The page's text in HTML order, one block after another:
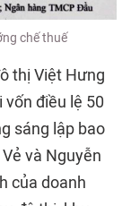
chế thuế
thị Việt Hưng
điều lệ 50
sáng lập bao
và Nguyễn
của doanh